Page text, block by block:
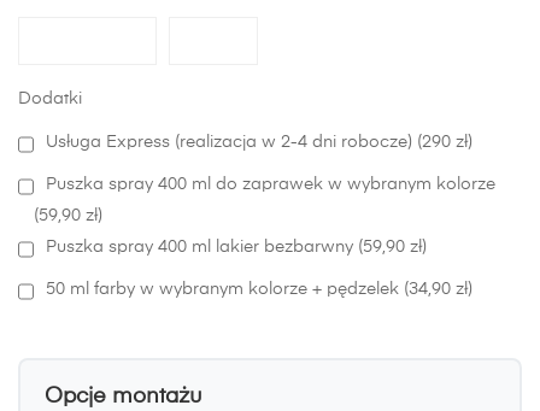
Dodatki
Usługa Express (realizacja w 2-4 dni robocze) (290 zł)
Puszka spray 400 ml do zaprawek w wybranym kolorze
(59,90 zł)
Puszka spray 400 ml lakier bezbarwny (59,90 zł)
50 ml farby w wybranym kolorze + pędzelek (34,90 zł)
Opcje montażu